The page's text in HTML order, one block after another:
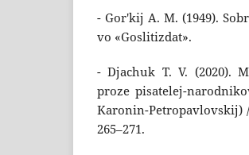
- Gor'kij A. M. (1949).
vo «Goslitizdat».
- Djachuk T. V. (2020).
proze pisatelej-
Karonin-Petropavlovskij)
265–271.